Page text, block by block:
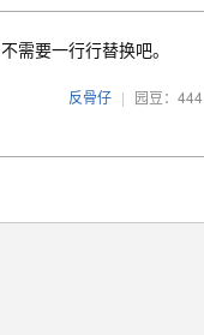
需要一行行替换吧。
反骨仔 | 园豆：444